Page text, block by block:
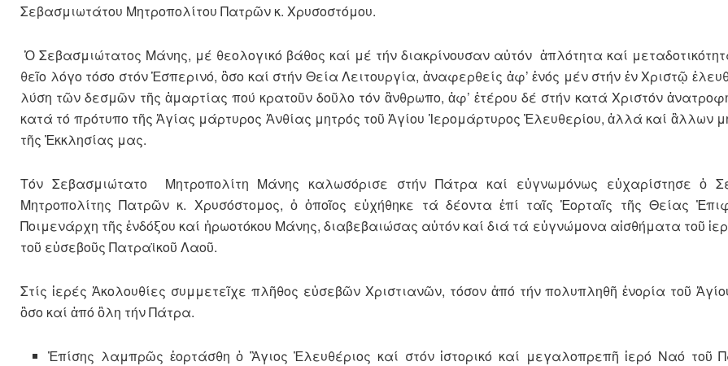
Σεβασμιωτάτου Μητροπολίτου Πατρῶν κ. Χρυσοστόμου.
Ὁ Σεβασμιώτατος Μάνης, μέ θεολογικό βάθος καί μέ τήν διακρίνουσαν αὐτόν ἁπλότητα καί
θεῖο λόγο τόσο στόν Ἑσπερινό, ὃσο καί στήν Θεία Λειτουργία, ἀναφερθείς ἀφ’ ἑνός μέν στήν ἐν Χριστῷ
λύση τῶν δεσμῶν τῆς ἁμαρτίας πού κρατοῦν δοῦλο τόν ἂνθρωπο, ἀφ’ ἑτέρου δέ στήν κατά Χριστόν
κατά τό πρότυπο τῆς Ἁγίας μάρτυρος Ἀνθίας μητρός τοῦ Ἁγίου Ἱερομάρτυρος Ἐλευθερίου, ἀλλά καί ἂλλων
τῆς Ἐκκλησίας μας.
Τόν Σεβασμιώτατο Μητροπολίτη Μάνης καλωσόρισε στήν Πάτρα καί εὐγνωμόνως εὐχαρίστησε ὁ
Μητροπολίτης Πατρῶν κ. Χρυσόστομος, ὁ ὁποῖος εὐχήθηκε τά δέοντα ἐπί ταῖς Ἑορταῖς τῆς Θείας
Ποιμενάρχη τῆς ἐνδόξου καί ἡρωοτόκου Μάνης, διαβεβαιώσας αὐτόν καί διά τά εὐγνώμονα αἰσθήματα τοῦ
τοῦ εὐσεβοῦς Πατραϊκοῦ Λαοῦ.
Στίς ἱερές Ἀκολουθίες συμμετεῖχε πλῆθος εὐσεβῶν Χριστιανῶν, τόσον ἀπό τήν πολυπληθῆ ἐνορία τοῦ
ὃσο καί ἀπό ὃλη τήν Πάτρα.
Ἐπίσης λαμπρῶς ἑορτάσθη ὁ Ἃγιος Ἐλευθέριος καί στόν ἱστορικό καί μεγαλοπρεπῆ ἱερό Ναό τοῦ